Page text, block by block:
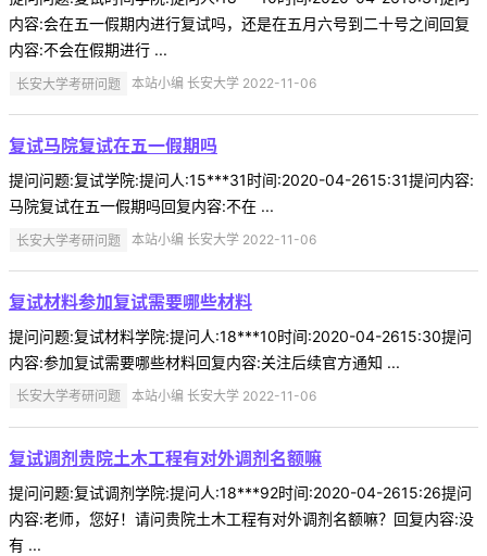
内容:会在五一假期内进行复试吗，还是在五月六号到二十号之间回复
内容:不会在假期进行 ...
长安大学考研问题 本站小编 长安大学 2022-11-06
复试马院复试在五一假期吗
提问问题:复试学院:提问人:15***31时间:2020-04-2615:31提问内容:
马院复试在五一假期吗回复内容:不在 ...
长安大学考研问题 本站小编 长安大学 2022-11-06
复试材料参加复试需要哪些材料
提问问题:复试材料学院:提问人:18***10时间:2020-04-2615:30提问
内容:参加复试需要哪些材料回复内容:关注后续官方通知 ...
长安大学考研问题 本站小编 长安大学 2022-11-06
复试调剂贵院土木工程有对外调剂名额嘛
提问问题:复试调剂学院:提问人:18***92时间:2020-04-2615:26提问
内容:老师，您好！请问贵院土木工程有对外调剂名额嘛？回复内容:没
有 ...